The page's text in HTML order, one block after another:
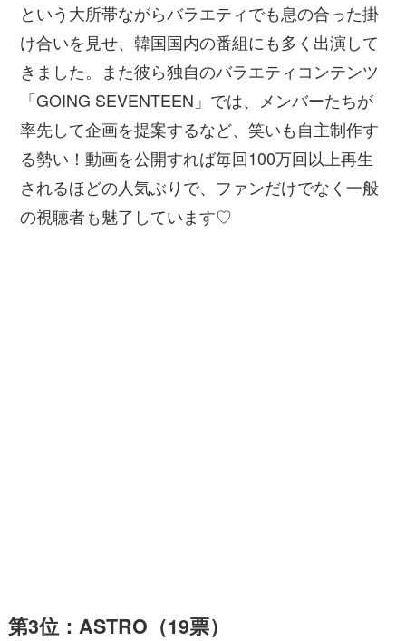
という大所帯ながらバラエティでも息の合った掛
け合いを見せ、韓国国内の番組にも多く出演して
きました。また彼ら独自のバラエティコンテンツ
「GOING SEVENTEEN」では、メンバーたちが
率先して企画を提案するなど、笑いも自主制作す
る勢い！動画を公開すれば毎回100万回以上再生
されるほどの人気ぶりで、ファンだけでなく一般
の視聴者も魅了しています♡
第3位：ASTRO（19票）